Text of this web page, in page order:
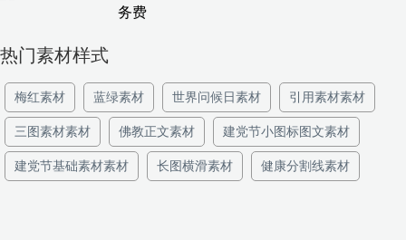
务费
热门素材样式
梅红素材 蓝绿素材 世界问候日素材 引用素材素材
三图素材素材 佛教正文素材 建党节小图标图文素材
建党节基础素材素材 长图横滑素材 健康分割线素材